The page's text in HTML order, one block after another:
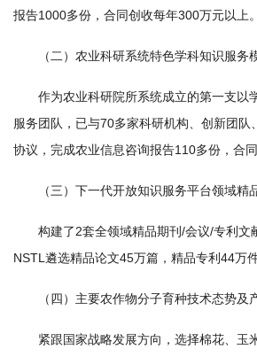
报告1000多份，合同创收每年300万元以上。
（二）农业科研系统特色学科知识服务
作为农业科研院所系统成立的第一支以
服务团队，已与70多家科研机构、创新团队
协议，完成农业信息咨询报告110多份，合
（三）下一代开放知识服务平台领域精
构建了2套全领域精品期刊/会议/专利文
NSTL遴选精品论文45万篇，精品专利44万件
（四）主要农作物分子育种技术态势及
紧跟国家战略发展方向，选择棉花、玉